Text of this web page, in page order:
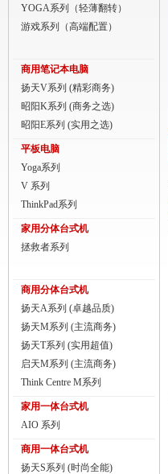
平板电脑
商用分体台式机
家用一体台式机
ThinkPad
ThinkStation工作站
联想服务器
YOGA系列（轻薄翻转）
游戏系列（高端配置）
商用笔记本电脑
扬天V系列 (精彩商务)
昭阳K系列 (商务之选)
昭阳E系列 (实用之选)
平板电脑
Yoga系列
V 系列
ThinkPad系列
家用分体台式机
拯救者系列
商用分体台式机
扬天A系列 (卓越品质)
扬天M系列 (主流商务)
扬天T系列 (实用超值)
启天M系列 (主流商务)
Think Centre M系列
家用一体台式机
AIO 系列
商用一体台式机
扬天S系列 (时尚全能)